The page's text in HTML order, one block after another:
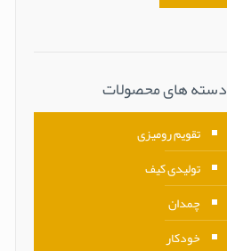
دسته های محصولات
تقویم رومیزی
تولیدی کیف
چمدان
خودکار